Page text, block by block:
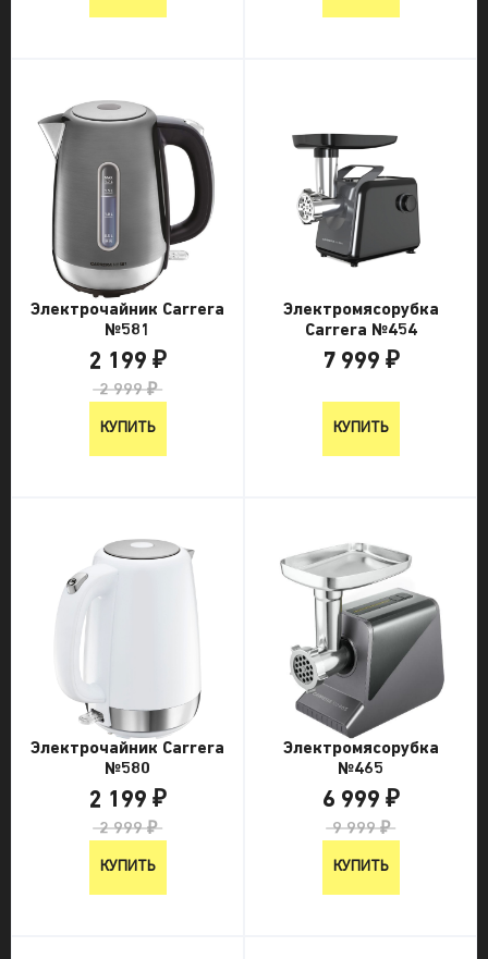
Электрочайник Carrera
№581
2 199 ₽
2 999 ₽
КУПИТЬ
Электромясорубка
Carrera №454
7 999 ₽
КУПИТЬ
Электрочайник Carrera
№580
2 199 ₽
2 999 ₽
КУПИТЬ
Электромясорубка
№465
6 999 ₽
9 999 ₽
КУПИТЬ